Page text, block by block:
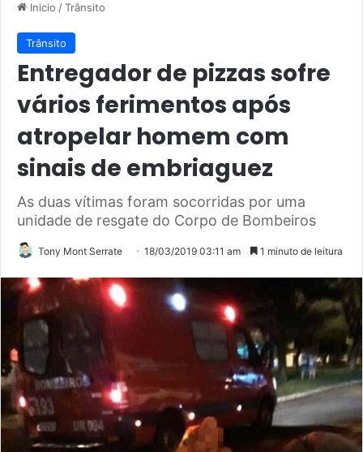
Inicio /Trânsito
Trânsito
Entregador de pizzas sofre
vários ferimentos após
atropelar homem com
sinais de embriaguez
As duas vítimas foram socorridas por uma
unidade de resgate do Corpo de Bombeiros
Tony Mont Serrate 18/03/2019 03:11 am 1 minuto de leitura